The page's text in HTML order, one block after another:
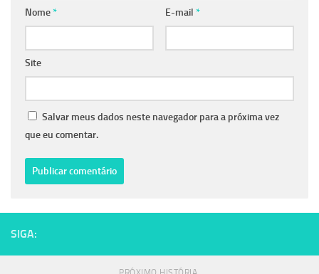
Nome* E-mail *
Site
Salvar meus dados neste navegador para a próxima vez
que eu comentar.
SIGA: